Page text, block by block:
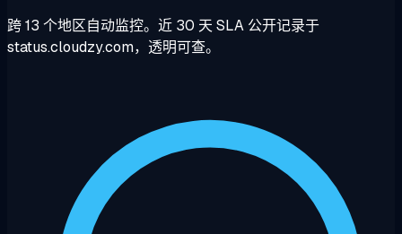
跨 13 个地区自动监控。近 30 天 SLA 公开记录于
status.cloudzy.com，透明可查。